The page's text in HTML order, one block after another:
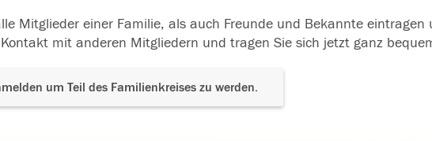
Mitglieder einer Familie, als auch Freunde und Bekannte eintragen
mit anderen Mitgliedern und tragen Sie sich jetzt ganz
um Teil des Familienkreises zu werden.